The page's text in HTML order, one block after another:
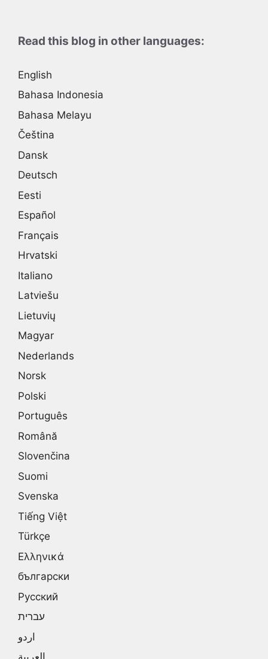
Read this blog in other languages:
English
Bahasa Indonesia
Bahasa Melayu
Čeština
Dansk
Deutsch
Eesti
Español
Français
Hrvatski
Italiano
Latviešu
Lietuvių
Magyar
Nederlands
Norsk
Polski
Português
Română
Slovenčina
Suomi
Svenska
Tiếng Việt
Türkçe
Ελληνικά
български
Русский
עברית
اردو